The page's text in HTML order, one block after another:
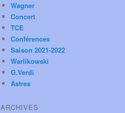
Wagner
Concert
TCE
Conférences
Saison 2021-2022
Warlikowski
G.Verdi
Astres
ARCHIVES